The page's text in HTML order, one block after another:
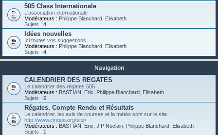
505 Class Internationale
L'association internationale
Modérateurs : Philippe Blanchard Elisabeth
Sujets : 4
Idées nouvelles
Ici toutes vos suggestions.
Modérateurs : Philippe Blanchard Elisabeth
Sujets : 4
Navigation
CALENDRIER DES REGATES
Le calendrier des régates 505
Modérateurs : BASTIAN Eric Philippe Blanchard Elisabeth
Sujets : 5
Régates, Compte Rendu et Résultats
Le calendrier, les avis de courses et la météo sont sur le site :
http://www.cinquo.org/site/
Modérateurs : BASTIAN Eric J P Noclain Philippe Blanchard Elisabeth
Sujets : 1